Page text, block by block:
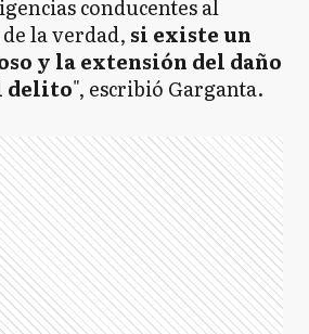
conducentes al
la verdad, si existe un
y la extensión del daño
delito", escribió Garganta.